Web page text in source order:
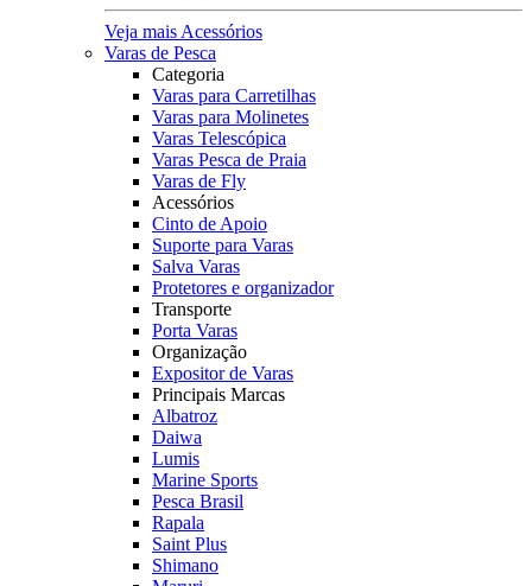
Veja mais Acessórios
Varas de Pesca
Categoria
Varas para Carretilhas
Varas para Molinetes
Varas Telescópica
Varas Pesca de Praia
Varas de Fly
Acessórios
Cinto de Apoio
Suporte para Varas
Salva Varas
Protetores e organizador
Transporte
Porta Varas
Organização
Expositor de Varas
Principais Marcas
Albatroz
Daiwa
Lumis
Marine Sports
Pesca Brasil
Rapala
Saint Plus
Shimano